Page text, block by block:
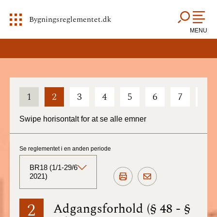
Bygningsreglementet.dk
MENU
1 2 3 4 5 6 7
Swipe horisontalt for at se alle emner
2 Adgangsforhold (§ 48 - §
Se reglementet i en anden periode
BR18 (1/1-29/6
2021)
BR18 (Aktuelt)